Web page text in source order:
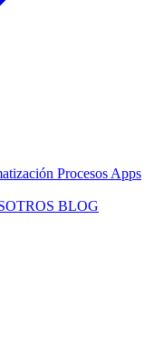
Procesos Apps
BLOG